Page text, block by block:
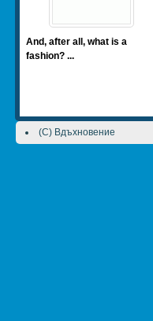
And, after all, what is a
fashion? ...
(C) Вдъхновение